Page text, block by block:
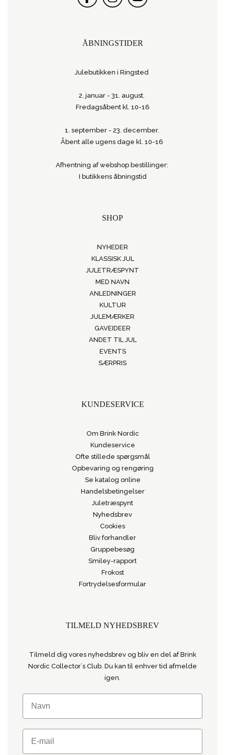
ÅBNINGSTIDER
Julebutikken i Ringsted
2. januar - 31. august.
Fredagsåbent kl. 10-16
1. september - 23. december.
Åbent alle ugens dage kl. 10-16
Afhentning af webshop bestillinger:
I butikkens åbningstid
SHOP
NYHEDER
KLASSISK JUL
JULETRÆSPYNT
MED NAVN
ANLEDNINGER
KULTUR
JULEMÆRKER
GAVEIDEER
ANDET TIL JUL
EVENTS
SÆRPRIS
KUNDESERVICE
Om Brink Nordic
Kundeservice
Ofte stillede spørgsmål
Opbevaring og rengøring
Se katalog online
Handelsbetingelser
Juletræspynt
Nyhedsbrev
Cookies
Bliv forhandler
Gruppebesøg
Smiley-rapport
Frokost
Fortrydelsesformular
TILMELD NYHEDSBREV
Tilmeld dig vores nyhedsbrev og bliv en del af Brink
Nordic Collector´s Club. Du kan til enhver tid afmelde
igen.